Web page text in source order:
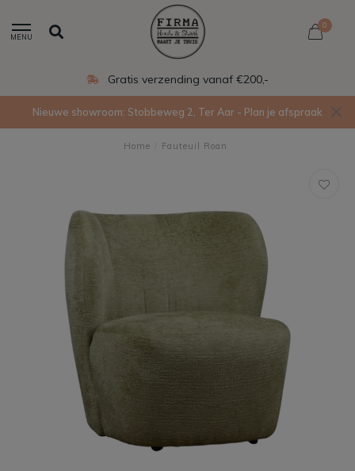
MENU
0
Gratis verzending vanaf €200,-
Nieuwe showroom: Stobbeweg 2, Ter Aar - Plan je afspraak
Home Fauteuil Roan